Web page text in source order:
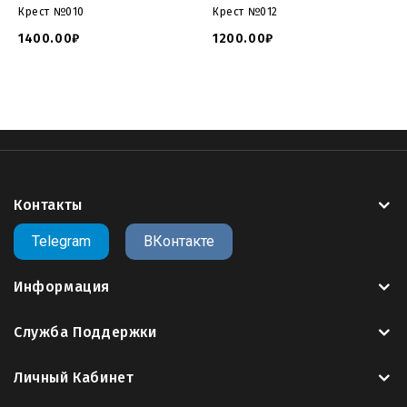
Крест №010
1400.00₽
Крест №012
1200.00₽
Контакты
Telegram ВКонтакте
Информация
Служба Поддержки
Личный Кабинет